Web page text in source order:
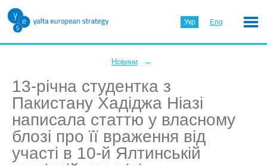
Укр Eng
Новини ←
13-річна студентка з
Пакистану Хадіджа Ніазі
написала статтю у власному
блозі про її враження від
участі в 10-й Ялтинській